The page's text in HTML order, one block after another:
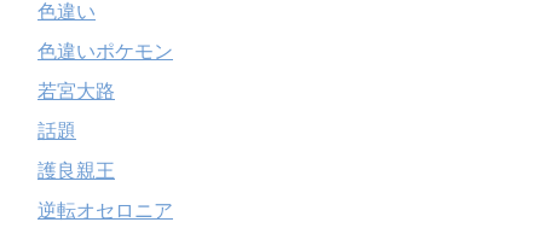
色違い
色違いポケモン
若宮大路
話題
護良親王
逆転オセロニア